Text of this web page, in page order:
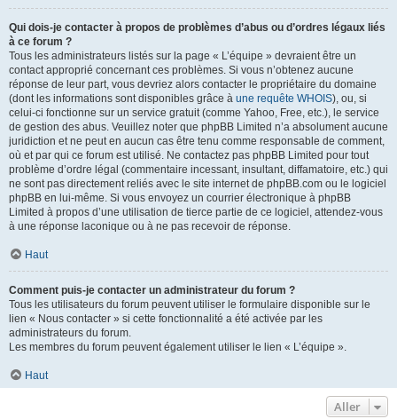
Qui dois-je contacter à propos de problèmes d’abus ou d’ordres légaux liés
à ce forum ?
Tous les administrateurs listés sur la page « L’équipe » devraient être un
contact approprié concernant ces problèmes. Si vous n’obtenez aucune
réponse de leur part, vous devriez alors contacter le propriétaire du domaine
(dont les informations sont disponibles grâce à une requête WHOIS), ou, si
celui-ci fonctionne sur un service gratuit (comme Yahoo, Free, etc.), le service
de gestion des abus. Veuillez noter que phpBB Limited n’a absolument aucune
juridiction et ne peut en aucun cas être tenu comme responsable de comment,
où et par qui ce forum est utilisé. Ne contactez pas phpBB Limited pour tout
problème d’ordre légal (commentaire incessant, insultant, diffamatoire, etc.) qui
ne sont pas directement reliés avec le site internet de phpBB.com ou le logiciel
phpBB en lui-même. Si vous envoyez un courrier électronique à phpBB
Limited à propos d’une utilisation de tierce partie de ce logiciel, attendez-vous
à une réponse laconique ou à ne pas recevoir de réponse.
Haut
Comment puis-je contacter un administrateur du forum ?
Tous les utilisateurs du forum peuvent utiliser le formulaire disponible sur le
lien « Nous contacter » si cette fonctionnalité a été activée par les
administrateurs du forum.
Les membres du forum peuvent également utiliser le lien « L’équipe ».
Haut
Aller